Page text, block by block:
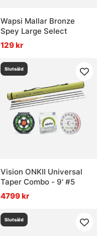
Wapsi Mallar Bronze
Spey Large Select
129 kr
Slutsåld
Vision ONKII Universal
Taper Combo - 9' #5
4799 kr
Slutsåld